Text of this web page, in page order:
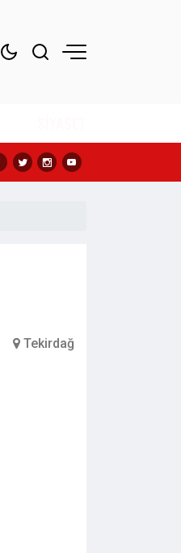
Tekirdağ